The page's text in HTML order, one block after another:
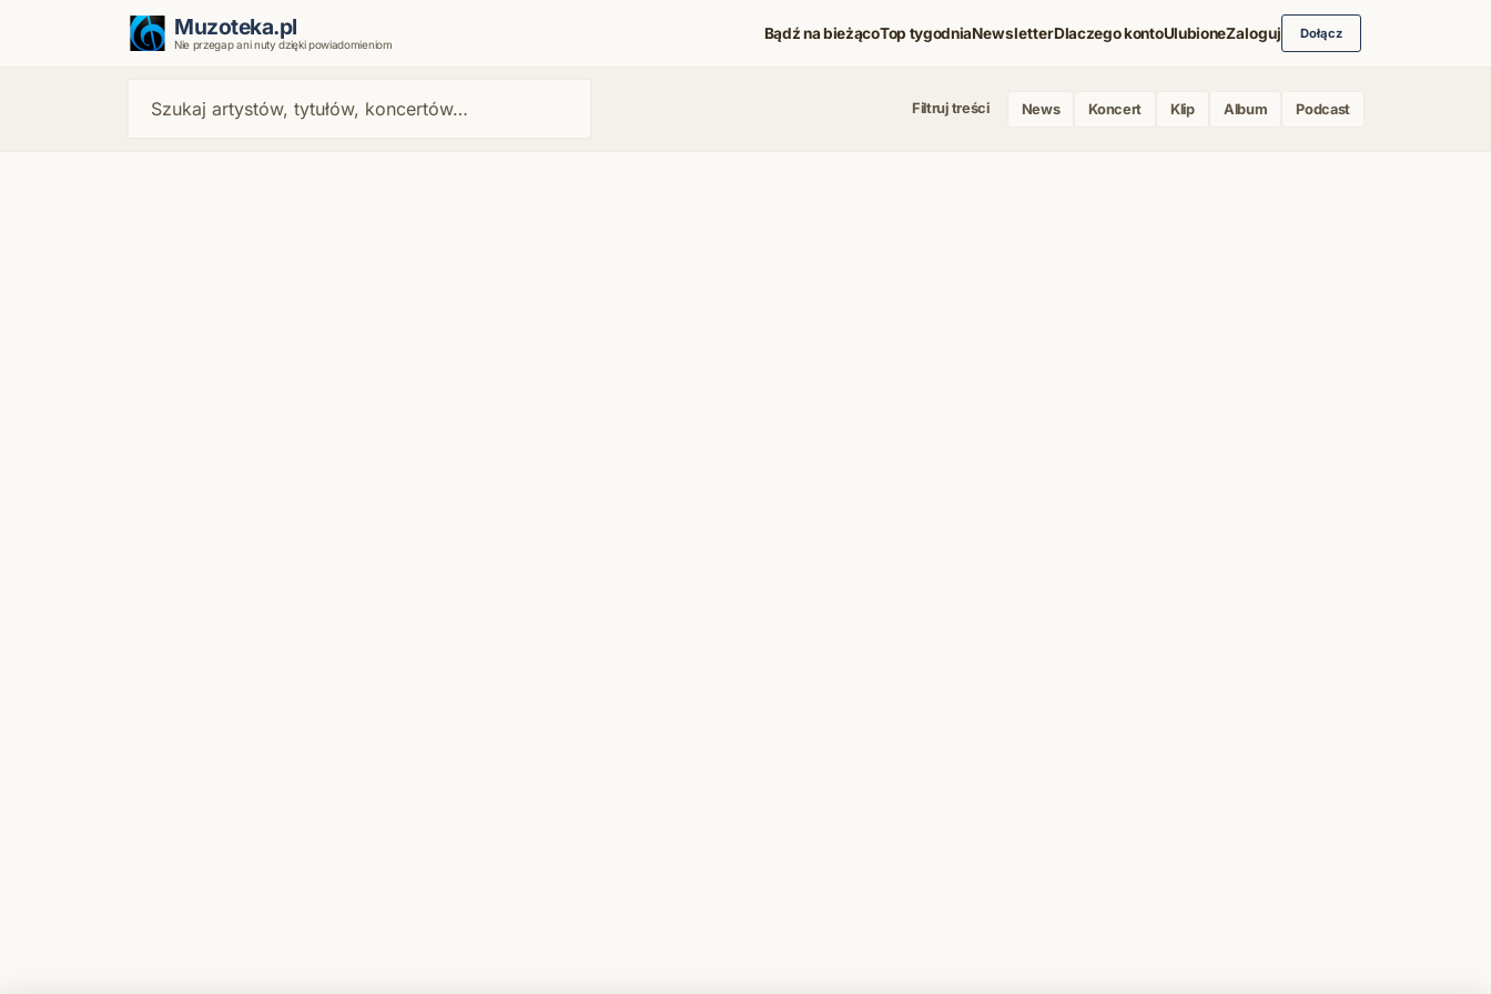
Muzoteka.pl
Nie przegap ani nuty dzięki powiadomieniom
Bądź na bieżącoTop tygodniaNewsletterDlaczego kontoUlubioneZaloguj Dołącz
Filtruj treści News Koncert Klip Album Podcast